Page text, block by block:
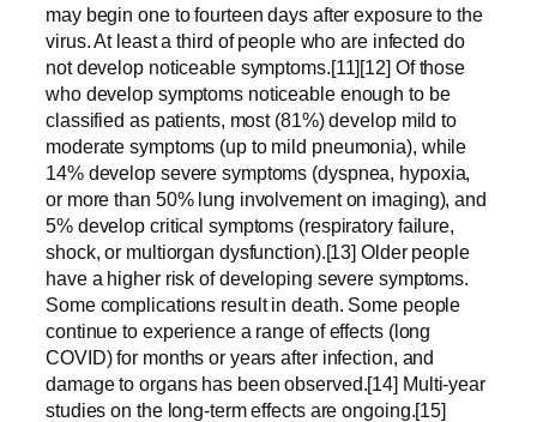
may begin one to fourteen days after exposure to the
virus. At least a third of people who are infected do
not develop noticeable symptoms.[11][12] Of those
who develop symptoms noticeable enough to be
classified as patients, most (81%) develop mild to
moderate symptoms (up to mild pneumonia), while
14% develop severe symptoms (dyspnea, hypoxia,
or more than 50% lung involvement on imaging), and
5% develop critical symptoms (respiratory failure,
shock, or multiorgan dysfunction).[13] Older people
have a higher risk of developing severe symptoms.
Some complications result in death. Some people
continue to experience a range of effects (long
COVID) for months or years after infection, and
damage to organs has been observed.[14] Multi-year
studies on the long-term effects are ongoing.[15]